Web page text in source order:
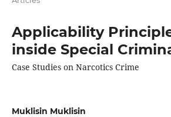
Applicability
inside Special
Case Studies on Narcotics Crime
Muklisin Muklisin